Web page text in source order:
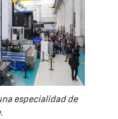
especialidad de